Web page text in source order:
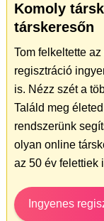
Komoly
társkeresőn
Tom felkeltette
regisztráció
is. Nézz szét a
Találd meg
rendszerünk
olyan online
az 50 év felettiek
Ingyenes